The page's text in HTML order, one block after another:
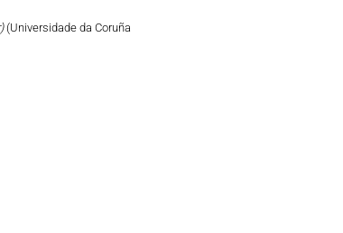
(Universidade da Coruña